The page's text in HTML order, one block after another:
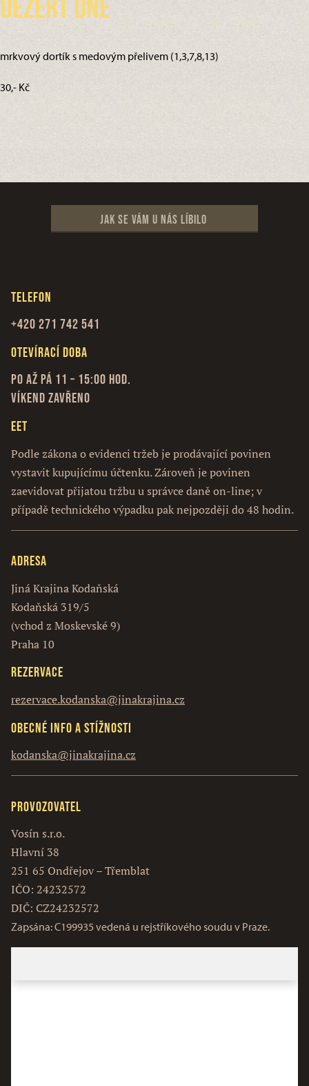
Dezert dne
mrkvový dortík s medovým přelivem (1,3,7,8,13)
30,- Kč
Jak se vám u nás líbilo
Telefon
+420 271 742 541
Otevírací doba
Po až Pá 11 – 15:00 hod.
Víkend zavřeno
EET
Podle zákona o evidenci tržeb je prodávající povinen
vystavit kupujícímu účtenku. Zároveň je povinen
zaevidovat přijatou tržbu u správce daně on-line; v
případě technického výpadku pak nejpozději do 48 hodin.
Adresa
Jiná Krajina Kodaňská
Kodaňská 319/5
(vchod z Moskevské 9)
Praha 10
Rezervace
rezervace.kodanska@jinakrajina.cz
Obecné info a stížnosti
kodanska@jinakrajina.cz
Provozovatel
Vosín s.r.o.
Hlavní 38
251 65 Ondřejov – Třemblat
IČO: 24232572
DIČ: CZ24232572
Zapsána: C199935 vedená u rejstříkového soudu v Praze.